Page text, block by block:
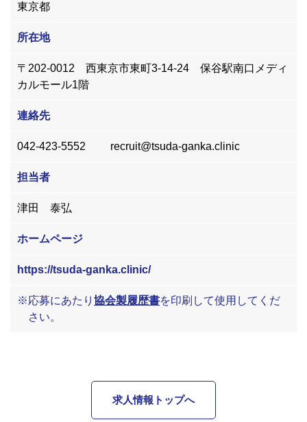
東京都
所在地
〒202-0012 西東京市東町3-14-24 保谷駅南口メディ
カルモール1階
連絡先
042-423-5552 recruit@tsuda-ganka.clinic
担当者
津田 泰弘
ホームページ
https://tsuda-ganka.clinic/
※応募にあたり 協会製履歴書を印刷して使用してくだ
さい。
求人情報トップへ